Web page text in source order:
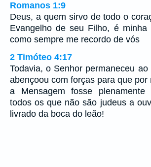
Romanos 1:9
Deus, a quem sirvo de todo o
Evangelho de seu Filho, é minha
como sempre me recordo de vós
2 Timóteo 4:17
Todavia, o Senhor permaneceu
abençoou com forças para que por
a Mensagem fosse plenamente
todos os que não são judeus a
livrado da boca do leão!